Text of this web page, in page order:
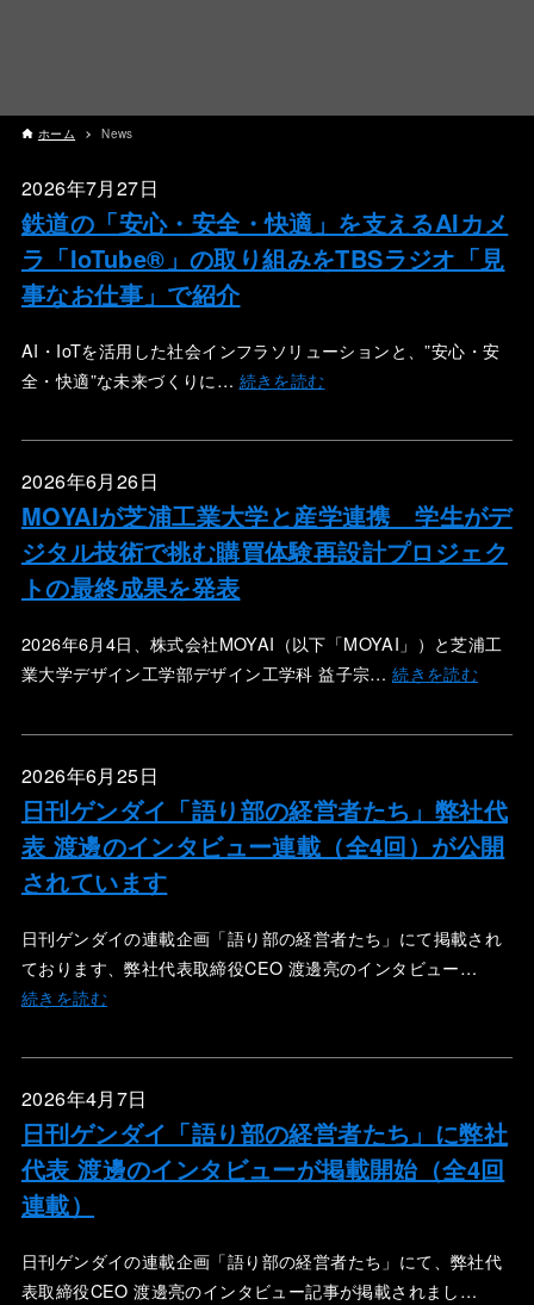
ホーム News
2026年7月27日
鉄道の「安心・安全・快適」を支えるAIカメ
ラ「IoTube®︎」の取り組みをTBSラジオ「見
事なお仕事」で紹介
AI・IoTを活用した社会インフラソリューションと、”安心・安
全・快適”な未来づくりに… 続きを読む
2026年6月26日
MOYAIが芝浦工業大学と産学連携 学生がデ
ジタル技術で挑む購買体験再設計プロジェク
トの最終成果を発表
2026年6月4日、株式会社MOYAI（以下「MOYAI」）と芝浦工
業大学デザイン工学部デザイン工学科 益子宗…続きを読む
2026年6月25日
日刊ゲンダイ「語り部の経営者たち」弊社代
表 渡邊のインタビュー連載（全4回）が公開
されています
日刊ゲンダイの連載企画「語り部の経営者たち」にて掲載され
ております、弊社代表取締役CEO 渡邊亮のインタビュー…
続きを読む
2026年4月7日
日刊ゲンダイ「語り部の経営者たち」に弊社
代表 渡邊のインタビューが掲載開始（全4回
連載）
日刊ゲンダイの連載企画「語り部の経営者たち」にて、弊社代
表取締役CEO 渡邊亮のインタビュー記事が掲載されまし…